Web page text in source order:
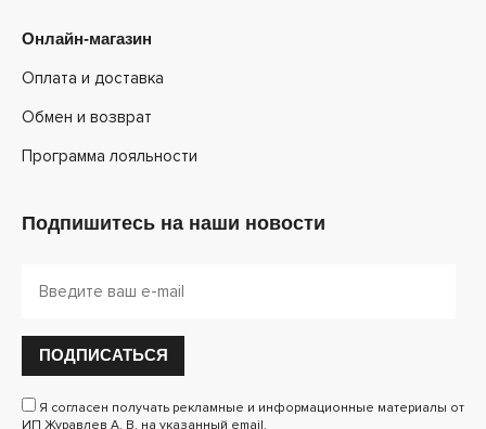
Онлайн-магазин
Оплата и доставка
Обмен и возврат
Программа лояльности
Подпишитесь на наши новости
ПОДПИСАТЬСЯ
Я согласен получать рекламные и информационные материалы от
ИП Журавлев А. В. на указанный email.